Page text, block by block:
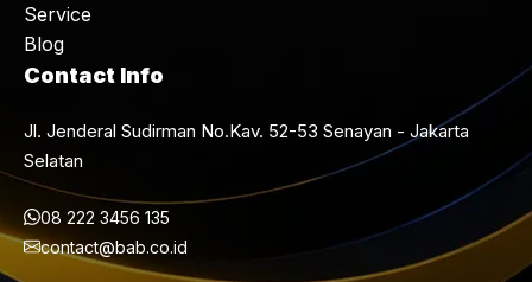
Service
Blog
Contact Info
Jl. Jenderal Sudirman No.Kav. 52-53 Senayan - Jakarta
Selatan
08 222 3456 135
contact@bab.co.id